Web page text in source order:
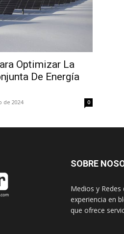
Optimizar La
De Energía
de 2024 0
SOBRE
Medios y
experiencia en
que ofrece